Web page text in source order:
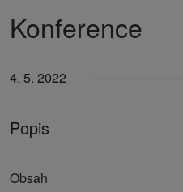
Konference
4. 5. 2022
Popis
Obsah